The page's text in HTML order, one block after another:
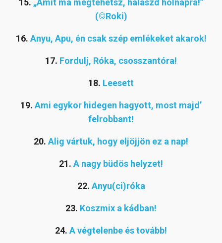
15. „Amit ma megtehetsz, halaszd holnapra!”
(©Roki)
16. Anyu, Apu, én csak szép emlékeket akarok!
17. Fordulj, Róka, csosszantóra!
18. Leesett
19. Ami egykor hidegen hagyott, most majd’
felrobbant!
20. Alig vártuk, hogy eljöjjön ez a nap!
21. A nagy büdös helyzet!
22. Anyu(ci)róka
23. Koszmix a kádban!
24. A végtelenbe és tovább!